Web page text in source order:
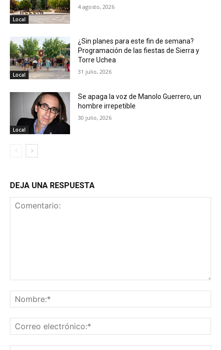
Local
4 agosto, 2026
Local
¿Sin planes para este fin de semana?
Programación de las fiestas de Sierra y
Torre Uchea
31 julio, 2026
Local
Se apaga la voz de Manolo Guerrero, un
hombre irrepetible
30 julio, 2026
DEJA UNA RESPUESTA